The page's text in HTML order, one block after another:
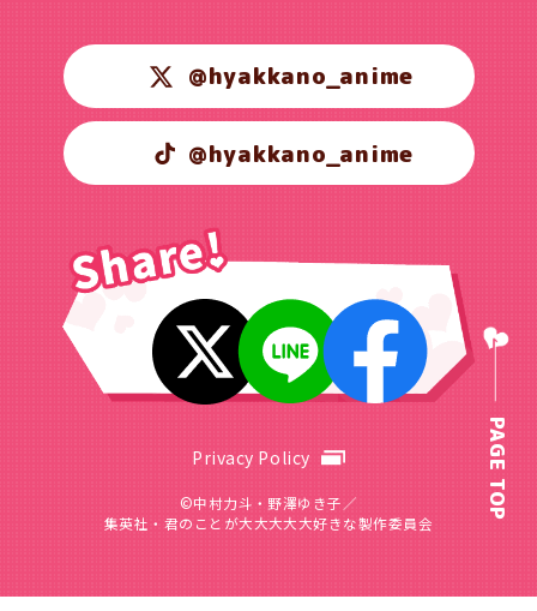
@hyakkano_anime
@hyakkano_anime
Privacy Policy
©中村力斗・野澤ゆき子／
集英社・君のことが大大大大大好きな製作委員会
PAGE TOP